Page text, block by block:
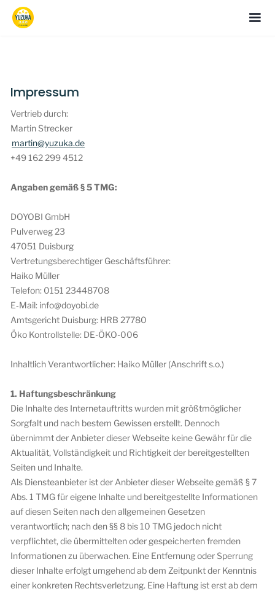
Impressum
Vertrieb durch:
Martin Strecker
martin@yuzuka.de
‭+49 162 299 4512
Angaben gemäß § 5 TMG:
DOYOBI GmbH
Pulverweg 23
47051 Duisburg
Vertretungsberechtiger Geschäftsführer:
Haiko Müller
Telefon: 0151 23448708
E‑Mail: info@doyobi.de
Amtsgericht Duisburg: HRB 27780
Öko Kontrollstelle: DE-ÖKO-006
Inhaltlich Verantwortlicher: Haiko Müller (Anschrift s.o.)
1. Haftungsbeschränkung
Die Inhalte des Internetauftritts wurden mit größtmöglicher
Sorgfalt und nach bestem Gewissen erstellt. Dennoch
übernimmt der Anbieter dieser Webseite keine Gewähr für die
Aktualität, Vollständigkeit und Richtigkeit der bereitgestellten
Seiten und Inhalte.
Als Diensteanbieter ist der Anbieter dieser Webseite gemäß § 7
Abs. 1 TMG für eigene Inhalte und bereitgestellte Informationen
auf diesen Seiten nach den allgemeinen Gesetzen
verantwortlich; nach den §§ 8 bis 10 TMG jedoch nicht
verpflichtet, die übermittelten oder gespeicherten fremden
Informationen zu überwachen. Eine Entfernung oder Sperrung
dieser Inhalte erfolgt umgehend ab dem Zeitpunkt der Kenntnis
einer konkreten Rechtsverletzung. Eine Haftung ist erst ab dem